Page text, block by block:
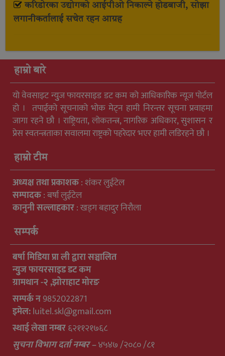
करिडोरका उद्योगको आईपीओ निकाल्ने होडबाजी, सोझा
लगानीकर्तालाई सचेत रहन आग्रह
हाम्रो बारे
यो वेवसाइट न्युुज फायरसाइड डट कम को आधिकारिक न्यूज पोर्टल
हो । तपाईको सूचनाको भोक मेट्न हामी निरन्तर सूचना प्रवाहमा
जागा रहने छौ । राष्ट्रियता, लोकतन्त्र, नागरिक अधिकार, सुशासन र
प्रेस स्वतन्त्रताका सवालमा राष्ट्रको पहरेदार भएर हामी लडिरहने छौ ।
हाम्रो टीम
अध्यक्ष तथा प्रकाशक: शंकर लुईटेल
सम्पादक: बर्षा लुईटेल
कानुनी सल्लाहकार: खड्ग बहादुर निरौला
सम्पर्क
बर्षा मिडिया प्रा ली द्वारा सञ्चालित
न्युुज फायरसाइड डट कम
ग्रामथान -२ ,झोराहाट मोरङ
सम्पर्क न9852022871
इमेल:luitel.skl@gmail.com
स्थाई लेखा नम्बर६२११२१७६८
सुचना विभाग दर्ता नम्बर –४५४७ /२०८० /८१